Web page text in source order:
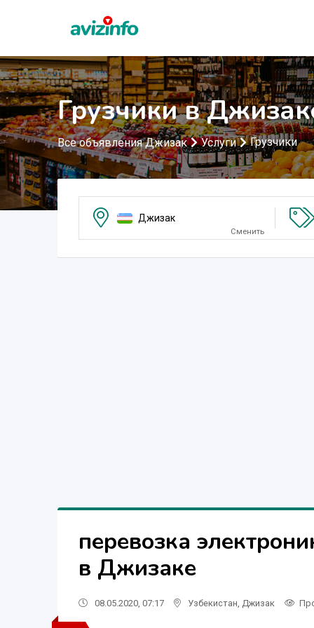
Грузчики в
Все объявления Джизак Услуги Грузчики
Джизак
Сменить
перевозка
в Джизаке
08.05.2020, 07:17 Узбекистан Джизак